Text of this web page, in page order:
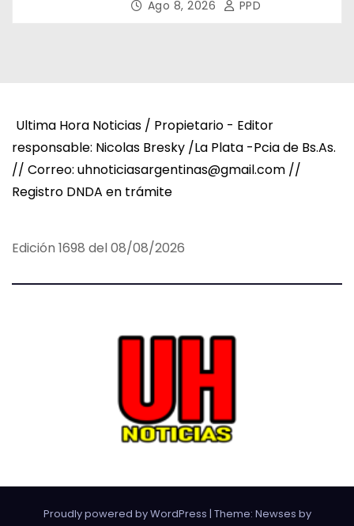
Asamblea del CNV
Ago 8, 2026 PPD
Ultima Hora Noticias / Propietario - Editor
responsable: Nicolas Bresky /La Plata -Pcia de Bs.As.
// Correo: uhnoticiasargentinas@gmail.com //
Registro DNDA en trámite
Edición 1698 del 08/08/2026
Proudly powered by WordPress | Theme: Newses by